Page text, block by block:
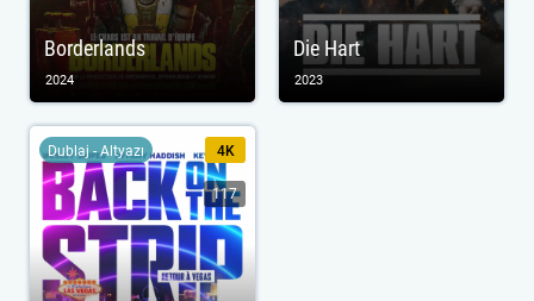
Borderlands
2024
Die Hart
2023
Dublaj - Altyazı 4K
117